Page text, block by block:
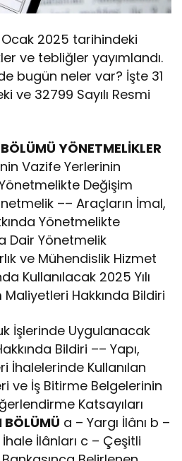
Ocak 2025 tarihindeki
ve tebliğler yayımlandı.
bugün neler var? İşte 31
ve 32799 Sayılı Resmi
YÖNETMELİKLER
Vazife Yerlerinin
Değişim
–– Araçların İmal,
Yönetmelikte
Dair Yönetmelik
ve Mühendislik Hizmet
Kullanılacak 2025 Yılı
Hakkında Bildiri
İşlerinde Uygulanacak
Bildiri –– Yapı,
İhalelerinde Kullanılan
ve İş Bitirme Belgelerinin
Katsayıları
BÖLÜMÜ a – Yargı İlânı b –
İlânları c – Çeşitli